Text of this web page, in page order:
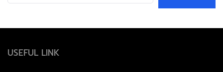
USEFUL LINK